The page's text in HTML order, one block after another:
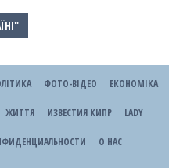
ФОТО-ВІДЕО ЕКОНОМІКА
ЖИТТЯ ИЗВЕСТИЯ КИПР LADY
О НАС